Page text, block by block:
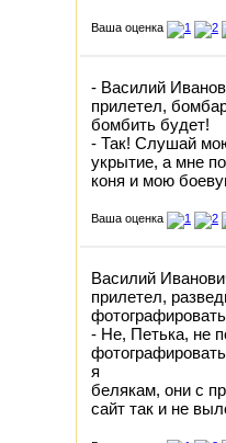
Ваша оценка
- Василий
прилетел,
бомбить будет!
- Так! Слушай
укрытие, а мне
коня и мою
Ваша оценка
Василий
прилетел,
- Не, Петька, не
я
белякам, они с
сайт так и не